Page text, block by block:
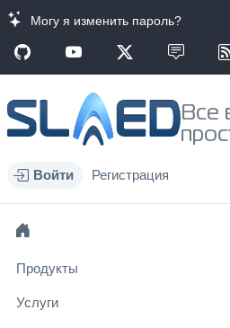
Могу я изменить пароль?
Все
Войти Регистрация
Продукты
Услуги